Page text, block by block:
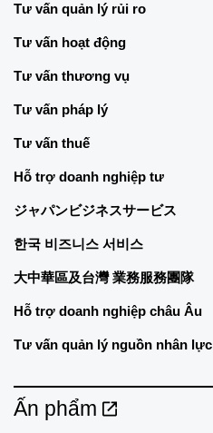
Tư vấn quản lý rủi ro
Tư vấn hoạt động
Tư vấn thương vụ
Tư vấn pháp lý
Tư vấn thuế
Hỗ trợ doanh nghiệp tư
ジャパンビジネスサービス
한국 비즈니스 서비스
大中華區及台灣 業務服務團隊
Hỗ trợ doanh nghiệp châu Âu
Tư vấn quản lý nguồn nhân lực
Ấn phẩm